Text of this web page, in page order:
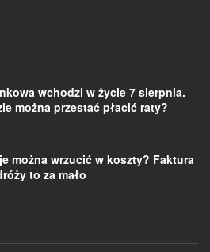
wchodzi w życie 7 sierpnia.
można przestać płacić raty?
można wrzucić w koszty? Faktura
to za mało